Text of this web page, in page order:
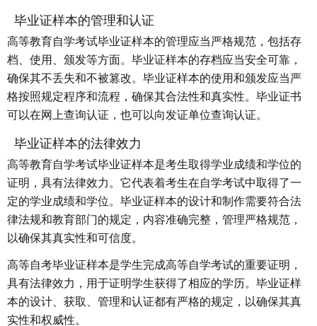
毕业证样本的管理和认证
高等教育自学考试毕业证样本的管理应当严格规范，包括存
档、使用、颁发等方面。毕业证样本的存档应当安全可靠，
确保其不丢失和不被篡改。毕业证样本的使用和颁发应当严
格按照规定程序和流程，确保其合法性和真实性。毕业证书
可以在网上查询认证，也可以向发证单位查询认证。
毕业证样本的法律效力
高等教育自学考试毕业证样本是考生取得学业成绩和学位的
证明，具有法律效力。它代表着考生在自学考试中取得了一
定的学业成绩和学位。毕业证样本的设计和制作需要符合法
律法规和教育部门的规定，内容准确完整，管理严格规范，
以确保其真实性和可信度。
高等自考毕业证样本是学生完成高等自学考试的重要证明，
具有法律效力，用于证明学生获得了相应的学历。毕业证样
本的设计、获取、管理和认证都有严格的规定，以确保其真
实性和权威性。